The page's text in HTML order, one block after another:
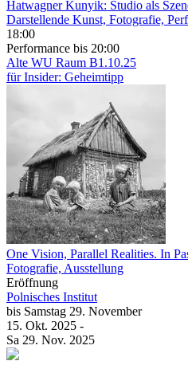
Hatwagner Kunyik: Studio als
Darstellende Kunst, Fotografie,
18:00
Performance bis 20:00
Alte WURaum B1.10.25
für Insider: Geheimtipp
One Vision, Parallel Realities. In
Fotografie, Ausstellung
Eröffnung
Polnisches Institut
bis Samstag 29. November
15. Okt. 2025 -
Sa 29. Nov. 2025